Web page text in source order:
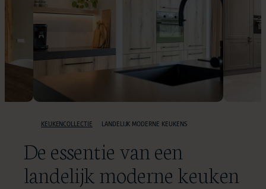
KEUKENCOLLECTIE LANDELIJK MODERNE KEUKENS
De essentie van een
landelijk moderne keuken